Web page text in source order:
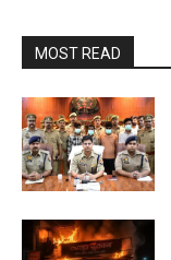
MOST READ